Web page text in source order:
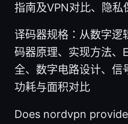
指南及VPN对比、隐私
译码器规格：从数字逻
码器原理、实现方法、
全、数字电路设计、信
功耗与面积对比
Does nordvpn